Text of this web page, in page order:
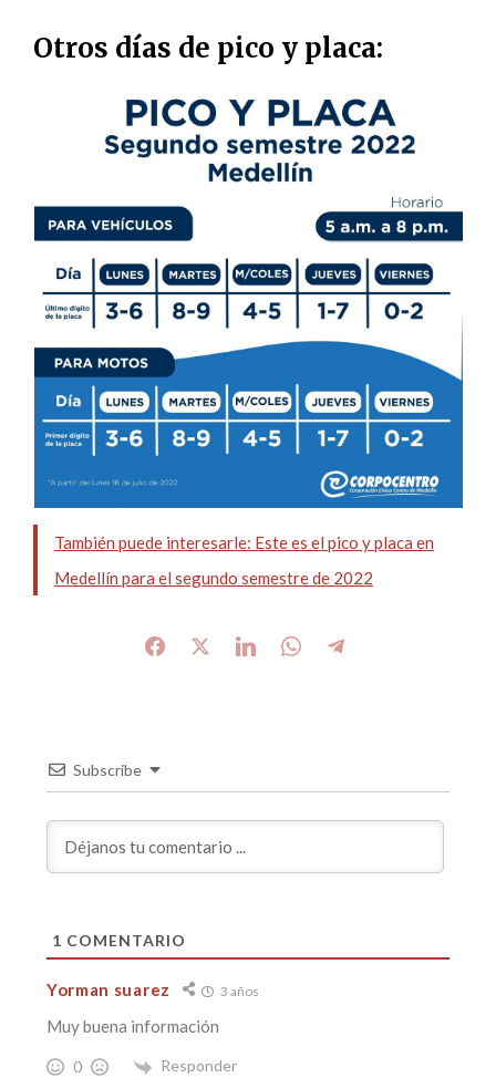
Otros días de pico y placa:
También puede interesarle: Este es el pico y placa en
Medellín para el segundo semestre de 2022
Subscribe
1 COMENTARIO
Yorman suarez 3 años
Muy buena información
0 Responder